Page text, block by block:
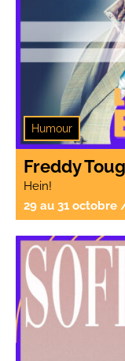
Humour
Freddy
Hein!
29 au 31 octobre